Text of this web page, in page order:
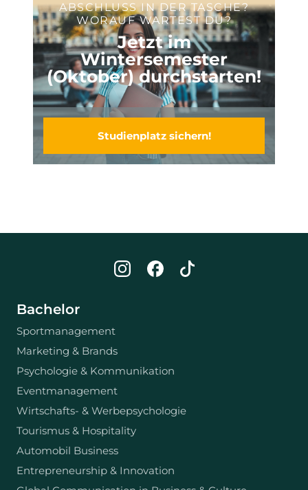
ABSCHLUSS IN DER TASCHE?
WORAUF WARTEST DU?
Jetzt im
Wintersemester
(Oktober) durchstarten!
Studienplatz sichern!
Bachelor
Sportmanagement
Marketing & Brands
Psychologie & Kommunikation
Eventmanagement
Wirtschafts- & Werbepsychologie
Tourismus & Hospitality
Automobil Business
Entrepreneurship & Innovation